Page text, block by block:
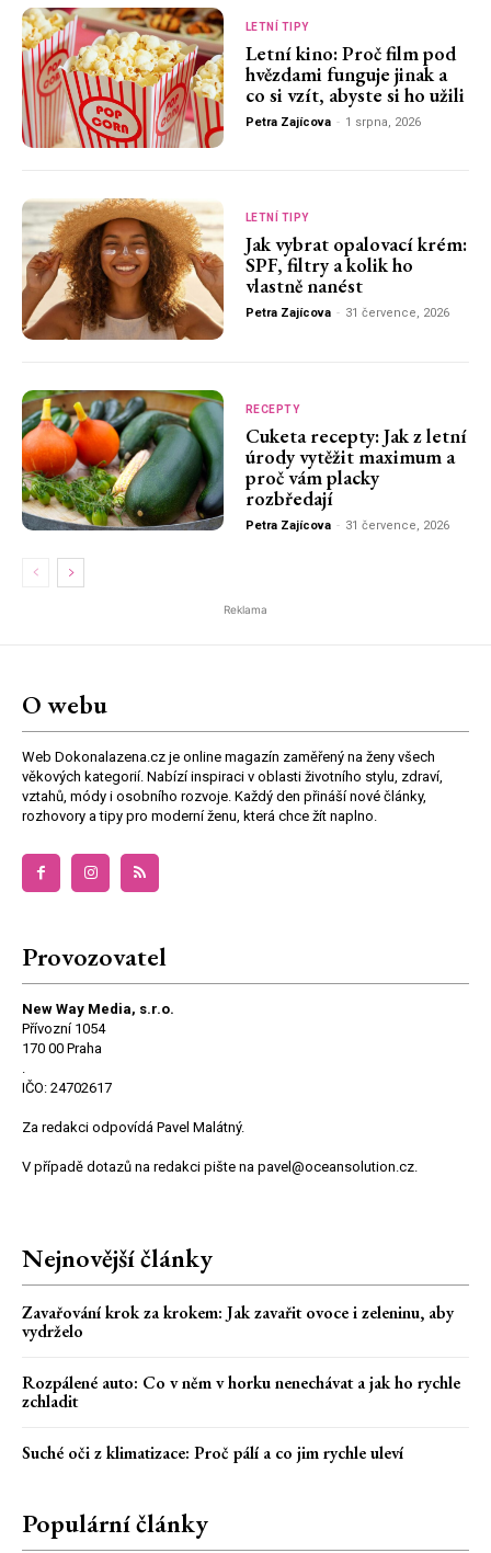
LETNÍ TIPY
Letní kino: Proč film pod
hvězdami funguje jinak a
co si vzít, abyste si ho užili
Petra Zajícova - 1 srpna, 2026
LETNÍ TIPY
Jak vybrat opalovací krém:
SPF, filtry a kolik ho
vlastně nanést
Petra Zajícova - 31 července, 2026
RECEPTY
Cuketa recepty: Jak z letní
úrody vytěžit maximum a
proč vám placky
rozbředají
Petra Zajícova - 31 července, 2026
Reklama
O webu
Web Dokonalazena.cz je online magazín zaměřený na ženy všech
věkových kategorií. Nabízí inspiraci v oblasti životního stylu, zdraví,
vztahů, módy i osobního rozvoje. Každý den přináší nové články,
rozhovory a tipy pro moderní ženu, která chce žít naplno.
Provozovatel
New Way Media, s.r.o.
Přívozní 1054
170 00 Praha
.
IČO: 24702617
Za redakci odpovídá Pavel Malátný.
V případě dotazů na redakci pište na pavel@oceansolution.cz.
Nejnovější články
Zavařování krok za krokem: Jak zavařit ovoce i zeleninu, aby
vydrželo
Rozpálené auto: Co v něm v horku nenechávat a jak ho rychle
zchladit
Suché oči z klimatizace: Proč pálí a co jim rychle uleví
Populární články